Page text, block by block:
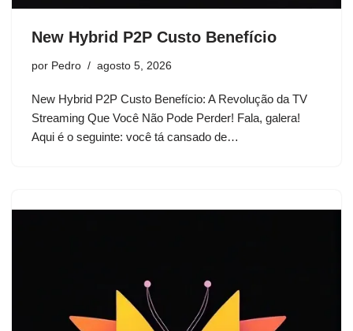
New Hybrid P2P Custo Benefício
por Pedro agosto 5, 2026
New Hybrid P2P Custo Benefício: A Revolução da TV
Streaming Que Você Não Pode Perder! Fala, galera!
Aqui é o seguinte: você tá cansado de…